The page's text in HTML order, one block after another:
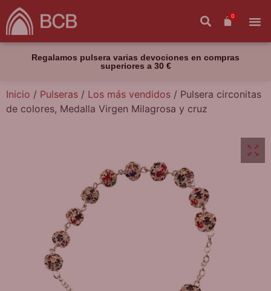
0
Regalamos pulsera varias devociones en compras
superiores a 30 €
Inicio / Pulseras / Los más vendidos / Pulsera circonitas
de colores, Medalla Virgen Milagrosa y cruz